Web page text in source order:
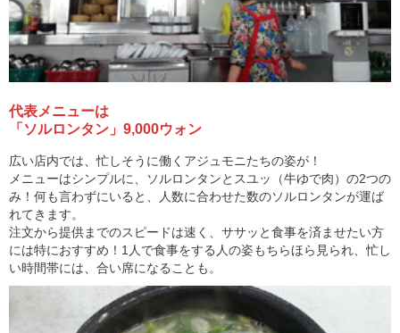
代表メニューは
「ソルロンタン」9,000ウォン
広い店内では、忙しそうに働くアジュモニたちの姿が！
メニューはシンプルに、ソルロンタンとスユッ（牛ゆで肉）の2つの
み！何も言わずにいると、人数に合わせた数のソルロンタンが運ば
れてきます。
注文から提供までのスピードは速く、ササッと食事を済ませたい方
には特におすすめ！1人で食事をする人の姿もちらほら見られ、忙し
い時間帯には、合い席になることも。